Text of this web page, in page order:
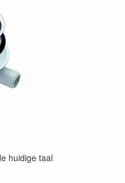
huidige taal